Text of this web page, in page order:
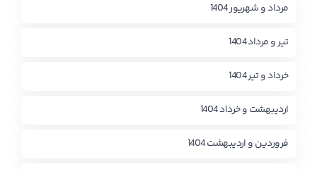
مرداد و شهریور 1404
تیر و مرداد 1404
خرداد و تیر 1404
اردیبهشت و خرداد 1404
فروردین و اردیبهشت 1404